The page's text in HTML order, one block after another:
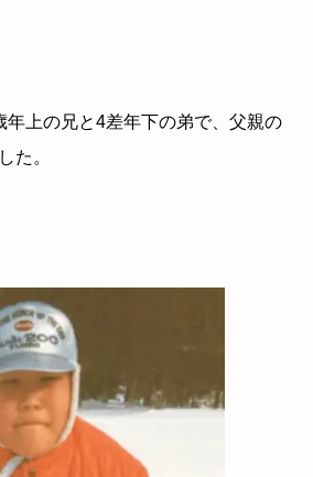
年上の兄と4差年下の弟で、父親の
た。